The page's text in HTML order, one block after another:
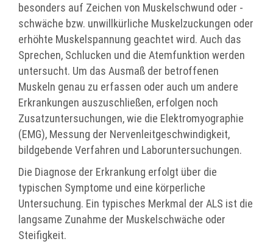
besonders auf Zeichen von Muskelschwund oder -
schwäche bzw. unwillkürliche Muskelzuckungen oder
erhöhte Muskelspannung geachtet wird. Auch das
Sprechen, Schlucken und die Atemfunktion werden
untersucht. Um das Ausmaß der betroffenen
Muskeln genau zu erfassen oder auch um andere
Erkrankungen auszuschließen, erfolgen noch
Zusatzuntersuchungen, wie die Elektromyographie
(EMG), Messung der Nervenleitgeschwindigkeit,
bildgebende Verfahren und Laboruntersuchungen.
Die Diagnose der Erkrankung erfolgt über die
typischen Symptome und eine körperliche
Untersuchung. Ein typisches Merkmal der ALS ist die
langsame Zunahme der Muskelschwäche oder
Steifigkeit.